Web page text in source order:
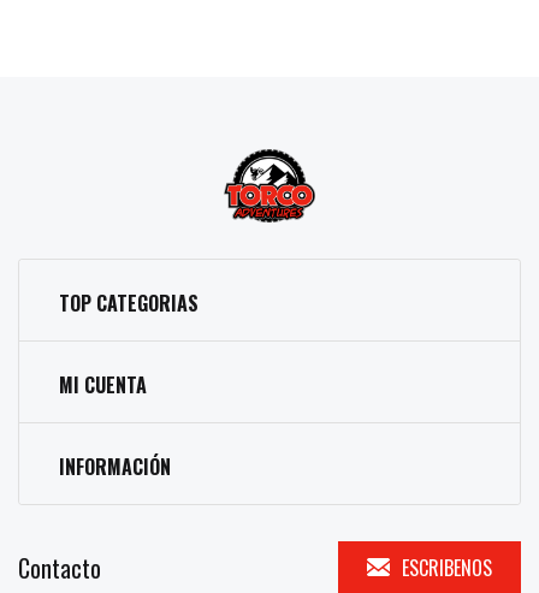
TOP CATEGORIAS
MI CUENTA
INFORMACIÓN
Contacto ESCRIBENOS